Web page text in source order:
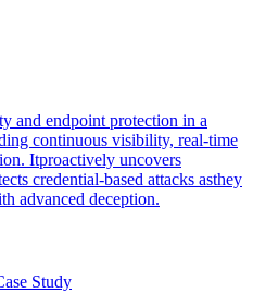
and endpoint protection in a
continuous visibility, real-time
Itproactively uncovers
credential-based attacks asthey
advanced deception.
Study